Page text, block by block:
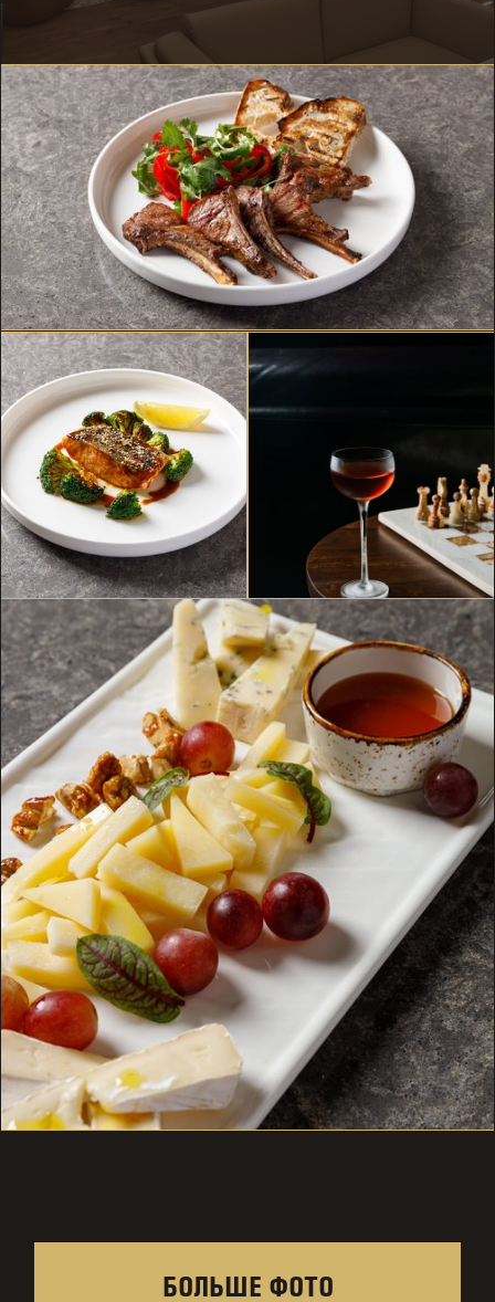
БОЛЬШЕ ФОТО